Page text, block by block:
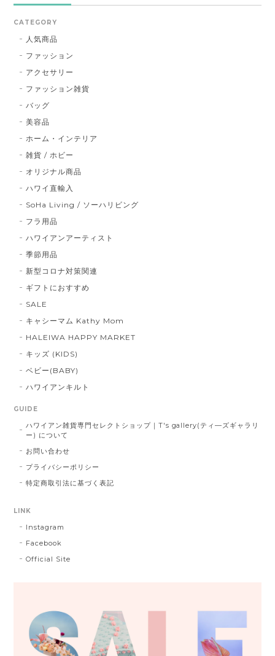
CATEGORY
人気商品
ファッション
アクセサリー
ファッション雑貨
バッグ
美容品
ホーム・インテリア
雑貨 / ホビー
オリジナル商品
ハワイ直輸入
SoHa Living / ソーハリビング
フラ用品
ハワイアンアーティスト
季節用品
新型コロナ対策関連
ギフトにおすすめ
SALE
キャシーマム Kathy Mom
HALEIWA HAPPY MARKET
キッズ (KIDS)
ベビー(BABY)
ハワイアンキルト
GUIDE
ハワイアン雑貨専門セレクトショップ｜T's gallery(ティ―ズギャラリ
ー) について
お問い合わせ
プライバシーポリシー
特定商取引法に基づく表記
LINK
Instagram
Facebook
Official Site